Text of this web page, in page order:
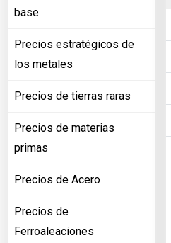
base
Precios estratégicos de
los metales
Precios de tierras raras
Precios de materias
primas
Precios de Acero
Precios de
Ferroaleaciones